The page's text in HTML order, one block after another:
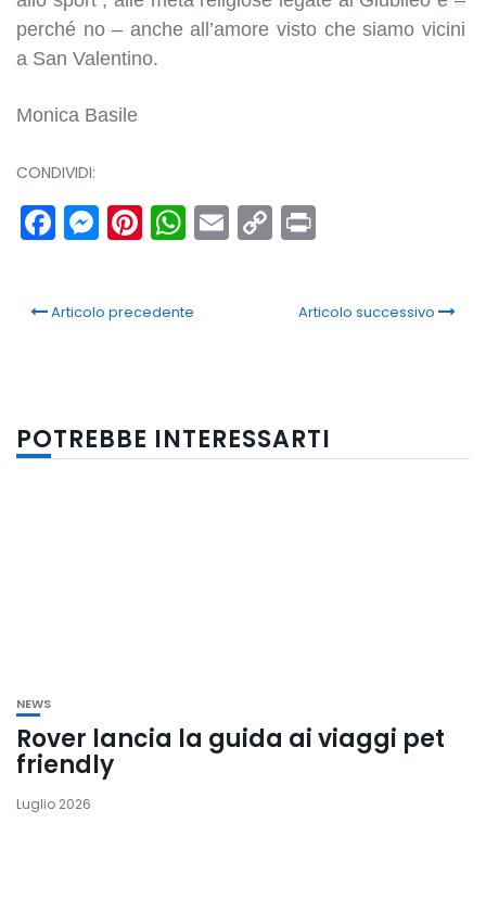
perché no – anche all’amore visto che siamo vicini
a San Valentino.
Monica Basile
CONDIVIDI:
Facebook
Messenger
Pinterest
WhatsApp
Email
Copy
Link
Articolo precedente Articolo successivo
POTREBBE INTERESSARTI
NEWS
Rover lancia la guida ai viaggi pet
friendly
Luglio 2026